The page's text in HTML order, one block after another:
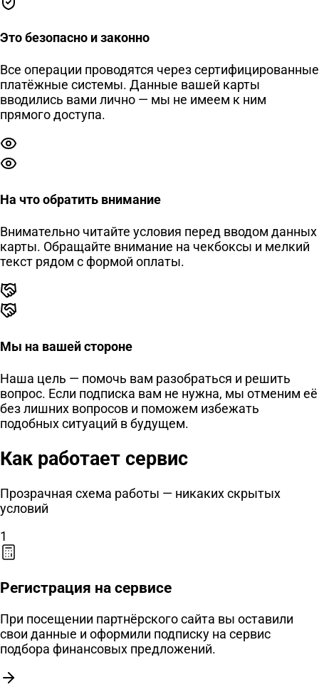
Это безопасно и законно
Все операции проводятся через сертифицированные
платёжные системы. Данные вашей карты
вводились вами лично — мы не имеем к ним
прямого доступа.
На что обратить внимание
Внимательно читайте условия перед вводом данных
карты. Обращайте внимание на чекбоксы и мелкий
текст рядом с формой оплаты.
Мы на вашей стороне
Наша цель — помочь вам разобраться и решить
вопрос. Если подписка вам не нужна, мы отменим её
без лишних вопросов и поможем избежать
подобных ситуаций в будущем.
Как работает сервис
Прозрачная схема работы — никаких скрытых
условий
1
Регистрация на сервисе
При посещении партнёрского сайта вы оставили
свои данные и оформили подписку на сервис
подбора финансовых предложений.